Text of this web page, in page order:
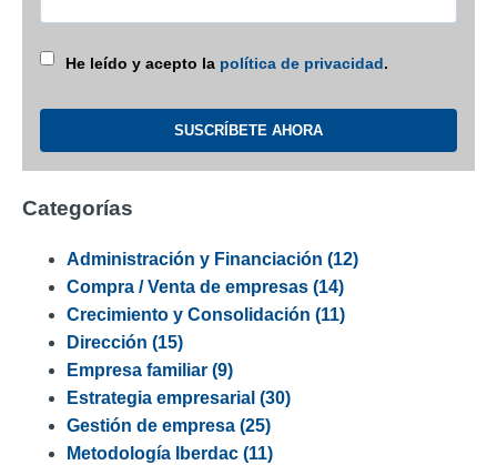
He leído y acepto la política de privacidad.
Categorías
Administración y Financiación (12)
Compra / Venta de empresas (14)
Crecimiento y Consolidación (11)
Dirección (15)
Empresa familiar (9)
Estrategia empresarial (30)
Gestión de empresa (25)
Metodología Iberdac (11)